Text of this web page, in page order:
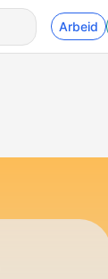
Arbeid